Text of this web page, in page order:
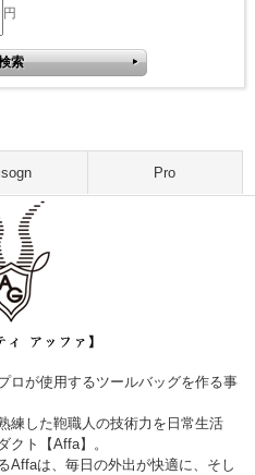
円
Pro
ロが使用するツールバッグを作る事
練した鞄職人の技術力を日常生活
ト【Affa】。
Affaは、毎日の外出が快適に、そし